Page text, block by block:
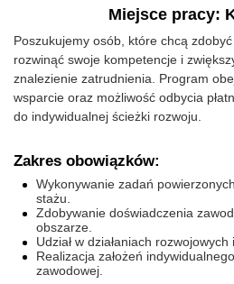
Miejsce pracy:
Poszukujemy osób, które chcą
rozwinąć swoje kompetencje i
znalezienie zatrudnienia. Program
wsparcie oraz możliwość odbycia
do indywidualnej ścieżki rozwoju.
Zakres obowiązków:
Wykonywanie zadań
stażu.
Zdobywanie doświadczenia
obszarze.
Udział w działaniach rozwojowych
Realizacja założeń
zawodowej.